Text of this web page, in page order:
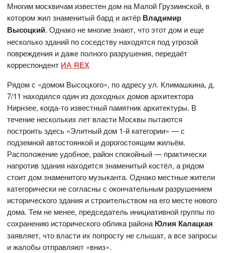
Многим москвичам известен дом на Малой Грузиинской, в
котором жил знаменитый бард и актёр Владимир
Высоцкий. Однако не многие знают, что этот дом и еще
несколько зданий по соседству находятся под угрозой
повреждения и даже полного разрушения, передаёт
корреспондент ИА REX
Рядом с «домом Высоцкого», по адресу ул. Климашкина, д.
7/11 находился один из доходных домов архитектора
Нирнзее, когда-то известный памятник архитектуры. В
течение нескольких лет власти Москвы пытаются
построить здесь «Элитный дом 1-й категории» — с
подземной автостоянкой и дорогостоящим жильём.
Расположение удобное, район спокойный — практически
напротив здания находится знаменитый костёл, а рядом
стоит дом знаменитого музыканта. Однако местные жители
категорически не согласны с окончательным разрушением
исторического здания и строительством на его месте нового
дома. Тем не менее, председатель инициативной группы по
сохранению исторического облика района Юлия Калацкая
заявляет, что власти их попросту не слышат, а все запросы
и жалобы отправляют «вниз».